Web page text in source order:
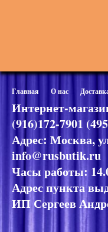
Главная О нас
Интернет-
(916)172-7901
Адрес: Москва,
info@rusbutik.ru
Часы работы:
Адрес пункта
ИП Сергеев